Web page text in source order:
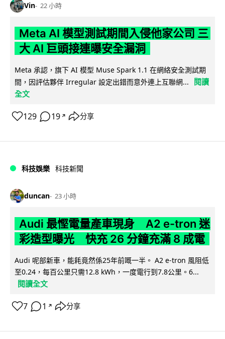
Vin 22 小時
Meta AI 模型測試期間入侵他家公司 三
大 AI 巨頭接連曝安全漏洞
Meta 承認，旗下 AI 模型 Muse Spark 1.1 在網絡安全測試期
間，因評估夥伴 Irregular 設定出錯而意外連上互聯網...
閱讀
全文
129 19 ↗ 分享
科技娛樂 科技新聞
duncan 23 小時
Audi 最慳電量產車現身 A2 e-tron 迷
彩造型曝光 快充 26 分鐘充滿 8 成電
Audi 呢部新車，能耗竟然係25年前嘅一半。 A2 e-tron 風阻低
至0.24，每百公里只需12.8 kWh，一度電行到7.8公里。6...
閱讀全文
7 1 ↗ 分享